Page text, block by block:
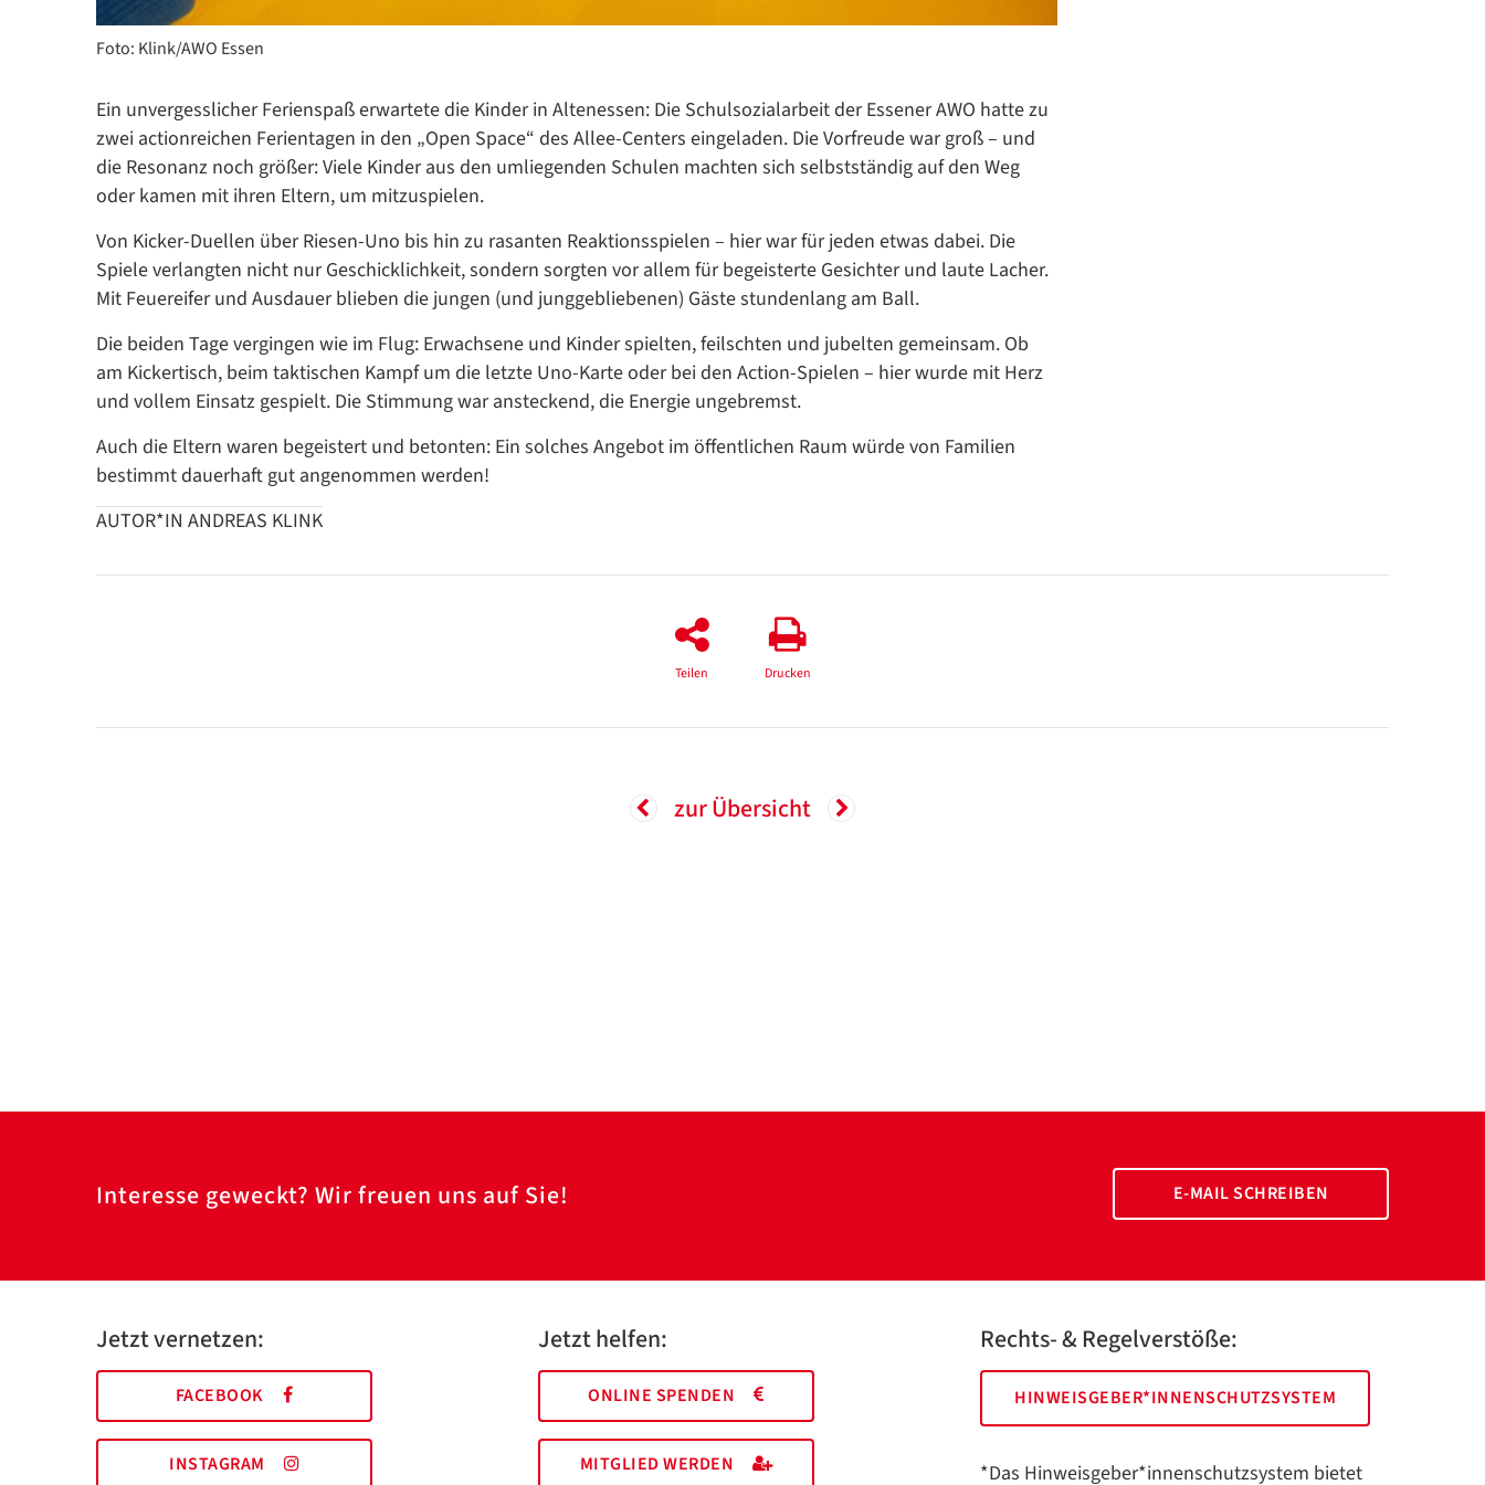
Foto: Klink/AWO Essen
Ein unvergesslicher Ferienspaß erwartete die Kinder in Altenessen: Die Schulsozialarbeit der Essener AWO hatte zu
zwei actionreichen Ferientagen in den „Open Space“ des Allee-Centers eingeladen. Die Vorfreude war groß – und
die Resonanz noch größer: Viele Kinder aus den umliegenden Schulen machten sich selbstständig auf den Weg
oder kamen mit ihren Eltern, um mitzuspielen.
Von Kicker-Duellen über Riesen-Uno bis hin zu rasanten Reaktionsspielen – hier war für jeden etwas dabei. Die
Spiele verlangten nicht nur Geschicklichkeit, sondern sorgten vor allem für begeisterte Gesichter und laute Lacher.
Mit Feuereifer und Ausdauer blieben die jungen (und junggebliebenen) Gäste stundenlang am Ball.
Die beiden Tage vergingen wie im Flug: Erwachsene und Kinder spielten, feilschten und jubelten gemeinsam. Ob
am Kickertisch, beim taktischen Kampf um die letzte Uno-Karte oder bei den Action-Spielen – hier wurde mit Herz
und vollem Einsatz gespielt. Die Stimmung war ansteckend, die Energie ungebremst.
Auch die Eltern waren begeistert und betonten: Ein solches Angebot im öffentlichen Raum würde von Familien
bestimmt dauerhaft gut angenommen werden!
AUTOR*IN ANDREAS KLINK
Teilen Drucken
zur Übersicht
Interesse geweckt? Wir freuen uns auf Sie! E-MAIL SCHREIBEN
Jetzt vernetzen:
FACEBOOK
INSTAGRAM
Jetzt helfen:
ONLINE SPENDEN
MITGLIED WERDEN
Rechts- & Regelverstöße:
HINWEISGEBER*INNENSCHUTZSYSTEM
*Das Hinweisgeber*innenschutzsystem bietet